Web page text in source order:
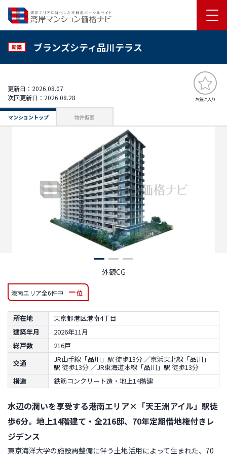
新築 ブランズシティ品川テラス
お気に入り
更新日：2026.08.07
次回更新日：2026.08.28
マンショントップ 物件概要
外観CG
港南エリア全6件中 －位
所在地
東京都港区港南4丁目
建築年月
2026年11月
総戸数
216戸
交通
JR山手線「品川」駅 徒歩13分 ／京浜東北線「品川」
駅 徒歩13分 ／JR東海道本線「品川」駅 徒歩13分
構造
鉄筋コンクリート造・地上14階建
水辺の潤いを享受する港南エリア×「天王洲アイル」駅徒
歩6分。地上14階建て・全216邸、70年定期借地権付きレ
ジデンス
東京海洋大学の施設再整備に伴う土地活用によって生まれた、70